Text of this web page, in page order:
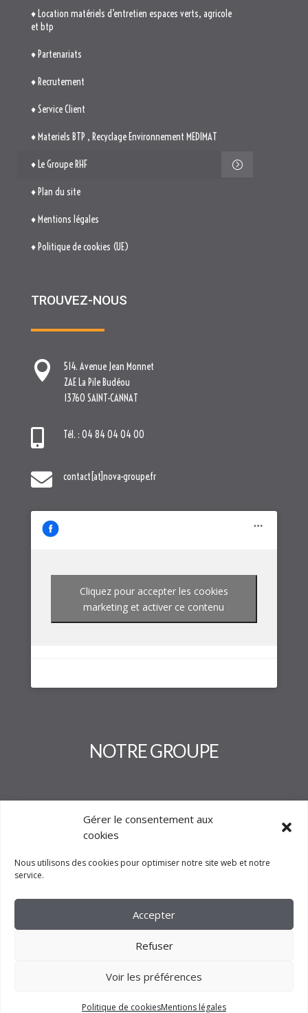
Gérer le consentement aux
cookies
Nous utilisons des cookies pour optimiser notre site web et notre
service.
Accepter
Refuser
Voir les préférences
Politique de cookiesMentions légales
♦ Location matériels d’entretien espaces verts, agricole
et btp
♦ Partenariats
♦ Recrutement
♦ Service Client
♦ Materiels BTP , Recyclage Environnement MEDIMAT
♦ Le Groupe RHF
♦ Plan du site
♦ Mentions légales
♦ Politique de cookies (UE)
TROUVEZ-NOUS

514. Avenue Jean Monnet
ZAE La Pile Budéou
13760 SAINT-CANNAT
 Tél. : 04 84 04 04 00
 contact[at]nova-groupe.fr
Cliquez pour accepter les cookies
marketing et activer ce contenu
NOTRE GROUPE
FM CRÉATION